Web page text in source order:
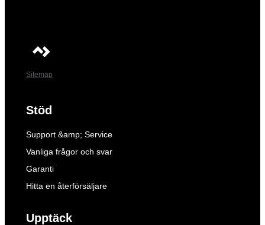
Sitemap
Stöd
Support &amp; Service
Vanliga frågor och svar
Garanti
Hitta en återförsäljare
Upptäck